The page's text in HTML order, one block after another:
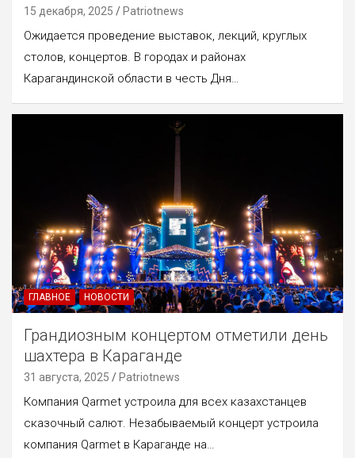
15 декабря, 2025 Patriotnews
Ожидается проведение выставок, лекций, круглых
столов, концертов. В городах и районах
Карагандинской области в честь Дня…
ГЛАВНОЕ НОВОСТИ
Грандиозным концертом отметили день
шахтера в Караганде
31 августа, 2025 Patriotnews
Компания Qarmet устроила для всех казахстанцев
сказочный салют. Незабываемый концерт устроила
компания Qarmet в Караганде на…